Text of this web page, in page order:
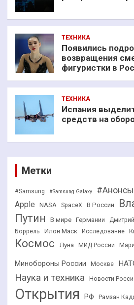
ТЕХНИКА
Появились
возвращения
фигуристки в
ТЕХНИКА
Испания
средств на
Метки
#Samsung #Samsung Galaxy #Анонсы
Apple NASA SpaceX В России
Путин
В мире Германии
Боррель
Илон Маск Исследование
Космос Луна МИД России
Минобороны России Москве
Наука и техника Новости
Открытия РФ Рамзан